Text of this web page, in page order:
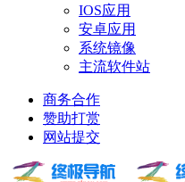
IOS应用
安卓应用
系统镜像
主流软件站
商务合作
赞助打赏
网站提交